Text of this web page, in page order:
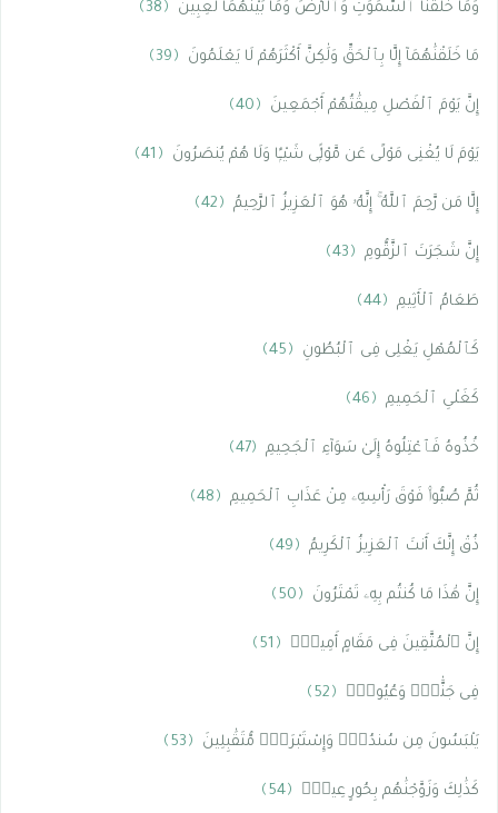
وَمَا خَلَقْنَا ٱلسَّمَٰوَٰتِ وَٱلْأَرْضَ وَمَا بَيْنَهُمَا لَٰعِبِينَ ﴿38﴾
مَا خَلَقْنَٰهُمَآ إِلَّا بِٱلْحَقِّ وَلَٰكِنَّ أَكْثَرَهُمْ لَا يَعْلَمُونَ ﴿39﴾
إِنَّ يَوْمَ ٱلْفَصْلِ مِيقَٰتُهُمْ أَجْمَعِينَ ﴿40﴾
يَوْمَ لَا يُغْنِى مَوْلًى عَن مَّوْلًۭى شَيْـًۭٔا وَلَا هُمْ يُنصَرُونَ ﴿41﴾
إِلَّا مَن رَّحِمَ ٱللَّهُ ۚ إِنَّهُۥ هُوَ ٱلْعَزِيزُ ٱلرَّحِيمُ ﴿42﴾
إِنَّ شَجَرَتَ ٱلزَّقُّومِ ﴿43﴾
طَعَامُ ٱلْأَثِيمِ ﴿44﴾
كَٱلْمُهْلِ يَغْلِى فِى ٱلْبُطُونِ ﴿45﴾
كَغَلْىِ ٱلْحَمِيمِ ﴿46﴾
خُذُوهُ فَٱعْتِلُوهُ إِلَىٰ سَوَآءِ ٱلْجَحِيمِ ﴿47﴾
ثُمَّ صُبُّوا۟ فَوْقَ رَأْسِهِۦ مِنْ عَذَابِ ٱلْحَمِيمِ ﴿48﴾
ذُقْ إِنَّكَ أَنتَ ٱلْعَزِيزُ ٱلْكَرِيمُ ﴿49﴾
إِنَّ هَٰذَا مَا كُنتُم بِهِۦ تَمْتَرُونَ ﴿50﴾
إِنَّ ٱلْمُتَّقِينَ فِى مَقَامٍ أَمِينٍۢ ﴿51﴾
فِى جَنَّٰتٍۢ وَعُيُونٍۢ ﴿52﴾
يَلْبَسُونَ مِن سُندُسٍۢ وَإِسْتَبْرَقٍۢ مُّتَقَٰبِلِينَ ﴿53﴾
كَذَٰلِكَ وَزَوَّجْنَٰهُم بِحُورٍ عِينٍۢ ﴿54﴾